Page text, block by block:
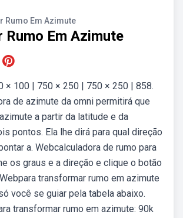
Rumo Em Azimute
Rumo Em Azimute
× 100 | 750 × 250 | 750 × 250 | 858.
de azimute da omni permitirá que
a partir da latitude e da
pontos. Ela lhe dirá para qual direção
a. Webcalculadora de rumo para
os graus e a direção e clique o botão
transformar rumo em azimute
você se guiar pela tabela abaixo.
transformar rumo em azimute: 90k